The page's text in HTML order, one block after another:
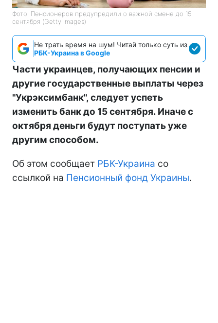
Фото: Пенсионеров предупредили о важной смене до 15
сентября (Getty Images)
Не трать время на шум! Читай только суть из
РБК-Украина в Google
Части украинцев, получающих пенсии и
другие государственные выплаты через
"Укрэксимбанк", следует успеть
изменить банк до 15 сентября. Иначе с
октября деньги будут поступать уже
другим способом.
Об этом сообщает РБК-Украина со
ссылкой на Пенсионный фонд Украины.